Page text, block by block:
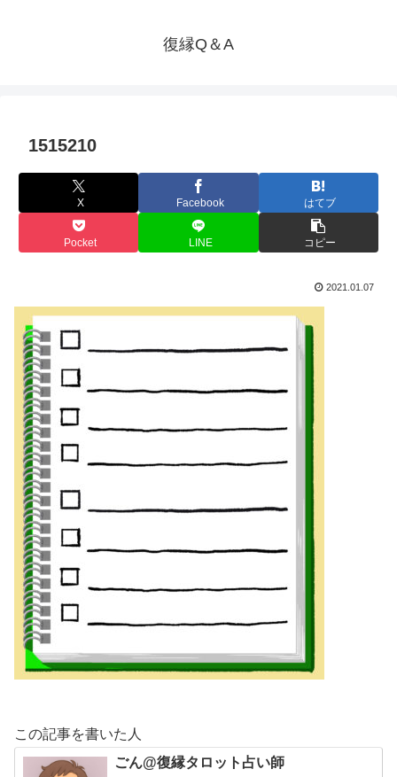
復縁Q＆A
1515210
X Facebook はてブ
Pocket LINE コピー
2021.01.07
この記事を書いた人
ごん@復縁タロット占い師